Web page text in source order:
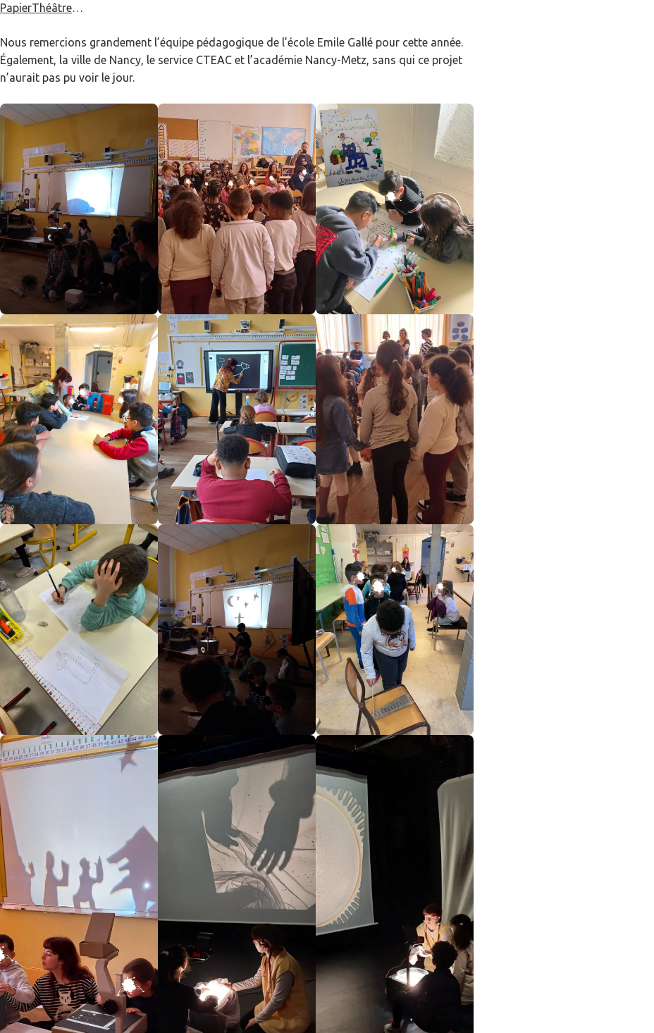
PapierThéâtre…
Nous remercions grandement l’équipe pédagogique de l’école Emile Gallé pour cette année.
Également, la ville de Nancy, le service CTEAC et l’académie Nancy-Metz, sans qui ce projet
n’aurait pas pu voir le jour.